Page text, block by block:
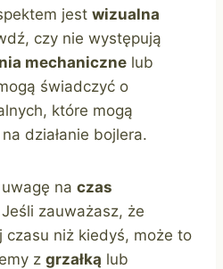
jest wizualna
czy nie występują
mechaniczne lub
świadczyć o
które mogą
działanie bojlera.
na czas
zauważasz, że
czasu niż kiedyś, może to
z grzałką lub